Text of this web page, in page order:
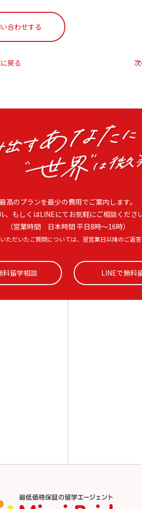
合わせする
戻る
最高のプランを最少の費用でご案内します。
、もしくはLINEにてお気軽にご相談ください
（営業時間 日本時間 平日8時〜16時）
ただいたご質問については、翌営業日以降のご返
料留学相談 LINEで無料